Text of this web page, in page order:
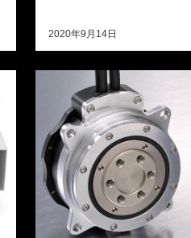
2020年9月14日